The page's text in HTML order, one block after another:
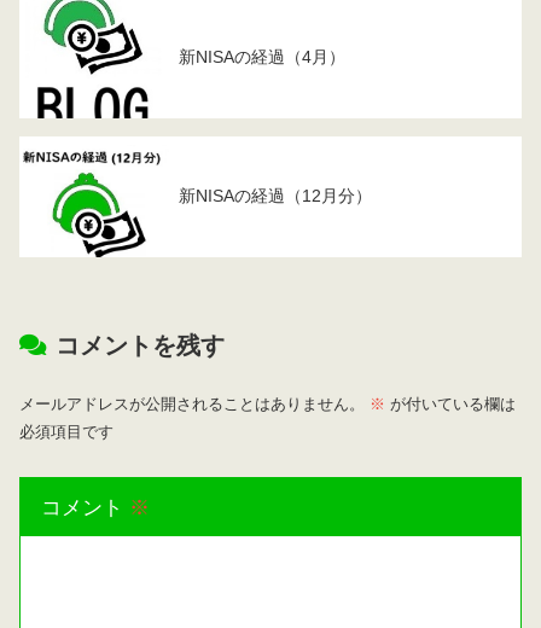
新NISAの経過（4月）
新NISAの経過（12月分）
コメントを残す
メールアドレスが公開されることはありません。 ※ が付いている欄は
必須項目です
コメント ※